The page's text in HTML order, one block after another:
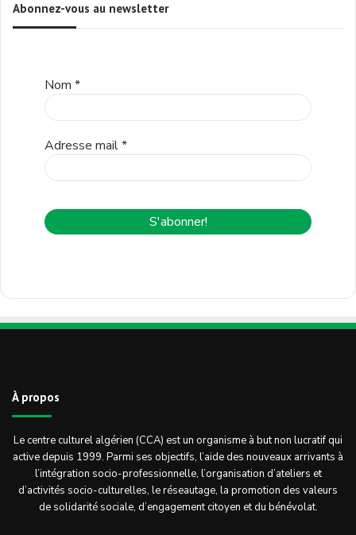
Abonnez-vous au newsletter
Nom *
Adresse mail*
À propos
Le centre culturel algérien (CCA) est un organisme à but non lucratif qui
active depuis 1999. Parmi ses objectifs, l’aide des nouveaux arrivants à
l’intégration socio-professionnelle, l’organisation d’ateliers et
d’activités socio-culturelles, le réseautage, la promotion des valeurs
de solidarité sociale, d’engagement citoyen et du bénévolat.